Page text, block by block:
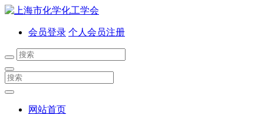
会员登录 个人会员注册
网站首页